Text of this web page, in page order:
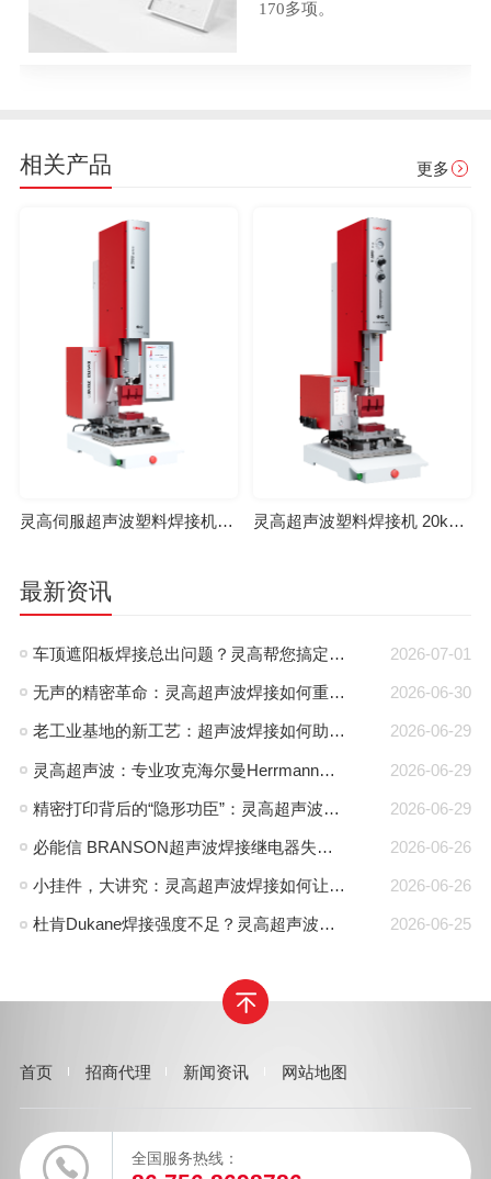
170多项。
相关产品 更多
灵高伺服超声波塑料焊接机 20kHz 2000/3000W K3000 Servo 灵高超声波塑料焊接机 20kHz 2000/3000W K3000 Pro
最新资讯
2026-07-01
车顶遮阳板焊接总出问题？灵高帮您搞定泰索迡克焊头设计缺陷
2026-06-30
无声的精密革命：灵高超声波焊接如何重塑路由器外壳制造？
2026-06-29
老工业基地的新工艺：超声波焊接如何助力沈阳制造转型？
2026-06-29
灵高超声波：专业攻克海尔曼Herrmann焊接机电路板短路难题
2026-06-29
精密打印背后的“隐形功臣”：灵高超声波焊接如何让喷墨头支架更可靠？
2026-06-26
必能信 BRANSON超声波焊接继电器失效怎么办？灵高超声波“四步维修法”精准破局
2026-06-26
小挂件，大讲究：灵高超声波焊接如何让手机挂件更“抗造”？
2026-06-25
杜肯Dukane焊接强度不足？灵高超声波帮您精准破局
首页 招商代理 新闻资讯 网站地图
全国服务热线：